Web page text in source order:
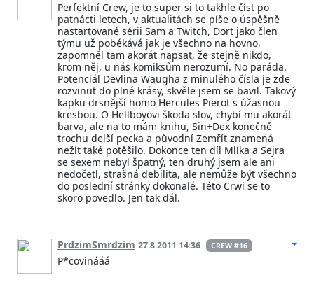
Perfektní Crew, je to super si to takhle číst po
patnácti letech, v aktualitách se píše o úspěšně
nastartované sérii Sam a Twitch, Dort jako člen
týmu už pobékává jak je všechno na hovno,
zapomněl tam akorát napsat, že stejně nikdo,
krom něj, u nás komiksům nerozumí. No paráda.
Potenciál Devlina Waugha z minulého čísla je zde
rozvinut do plné krásy, skvěle jsem se bavil. Takový
kapku drsnější homo Hercules Pierot s úžasnou
kresbou. O Hellboyovi škoda slov, chybí mu akorát
barva, ale na to mám knihu, Sin+Dex konečně
trochu delší pecka a původní Zemřít znamená
nežít také potěšilo. Dokonce ten díl Mlíka a Sejra
se sexem nebyl špatný, ten druhý jsem ale ani
nedočetl, strašná debilita, ale nemůže být všechno
do poslední stránky dokonalé. Této Crwi se to
skoro povedlo. Jen tak dál.
PrdzimSmrdzim 27.8.2011 14:36 CREW #16
P*covinááá